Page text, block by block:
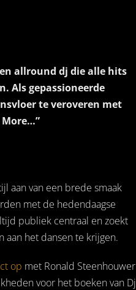
allround dj die alle hits
Als gepassioneerde
te veroveren met
More…”
aan van een brede smaak
met de hedendaagse
publiek centraal en zoekt
het dansen te krijgen.
op met Ronald Steenhouwer
voor het boeken van Dj